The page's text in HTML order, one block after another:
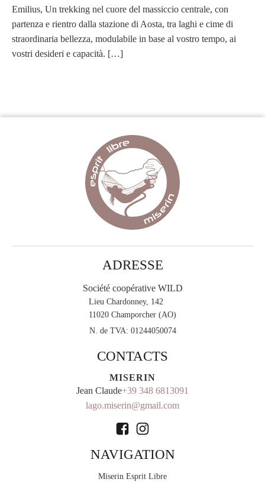
Emilius, Un trekking nel cuore del massiccio centrale, con
partenza e rientro dalla stazione di Aosta, tra laghi e cime di
straordinaria bellezza, modulabile in base al vostro tempo, ai
vostri desideri e capacità. […]
ADRESSE
Société coopérative WILD
Lieu Chardonney, 142
11020 Champorcher (AO)
N. de TVA: 01244050074
CONTACTS
MISERIN
Jean Claude+39 348 6813091
lago.miserin@gmail.com
NAVIGATION
Miserin Esprit Libre